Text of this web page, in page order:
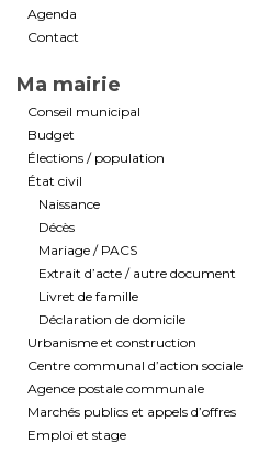
Agenda
Contact
Ma mairie
Conseil municipal
Budget
Élections / population
État civil
Naissance
Décès
Mariage / PACS
Extrait d’acte / autre document
Livret de famille
Déclaration de domicile
Urbanisme et construction
Centre communal d’action sociale
Agence postale communale
Marchés publics et appels d’offres
Emploi et stage